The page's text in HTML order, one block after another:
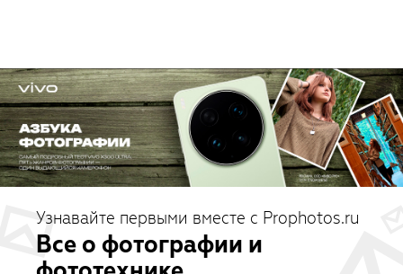
Узнавайте первыми вместе с Prophotos.ru
Все о фотографии и